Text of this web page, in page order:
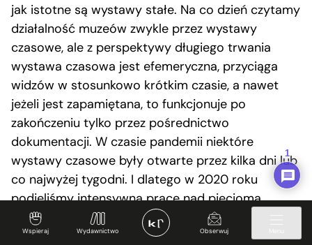
Wspieraj Wydawnictwo Obserwuj
jak istotne są wystawy stałe. Na co dzień czytamy
działalność muzeów zwykle przez wystawy
czasowe, ale z perspektywy długiego trwania
wystawa czasowa jest efemeryczna, przyciąga
widzów w stosunkowo krótkim czasie, a nawet
jeżeli jest zapamiętana, to funkcjonuje po
zakończeniu tylko przez pośrednictwo
dokumentacji. W czasie pandemii niektóre
wystawy czasowe były otwarte przez kilka dni lub
co najwyżej tygodni. I dlatego w 2020 roku
podjęliśmy intensywną pracę nad pięcioma
nowymi wystawami stałymi, które nasza
publiczność zwiedza do dziś i które będą nam
1